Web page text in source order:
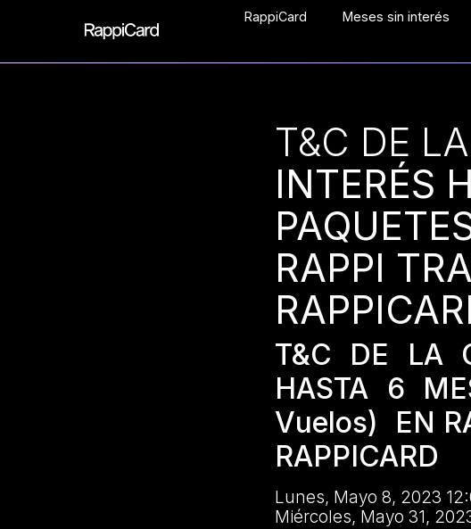
RappiCard Meses sin interés
T&C DE
INTERÉS
RAPPI
T&C DE LA
HASTA 6
Vuelos) EN
RAPPICARD
Lunes, Mayo 8, 2023
Miércoles, Mayo 31,